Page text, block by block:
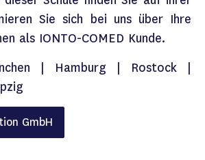
Sie sich bei uns über Ihre
als IONTO-COMED Kunde.​
| Hamburg | Rostock |
GmbH